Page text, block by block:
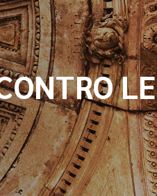
LE